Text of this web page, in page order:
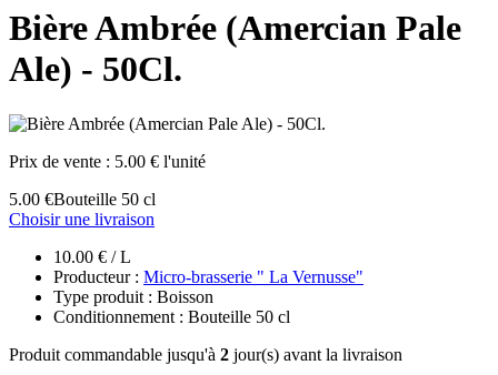
Bière Ambrée (Amercian Pale
Ale) - 50Cl.
Prix de vente : 5.00 € l'unité
5.00 €Bouteille 50 cl
Choisir une livraison
10.00 € / L
Producteur : Micro-brasserie " La Vernusse"
Type produit : Boisson
Conditionnement : Bouteille 50 cl
Produit commandable jusqu'à 2 jour(s) avant la livraison